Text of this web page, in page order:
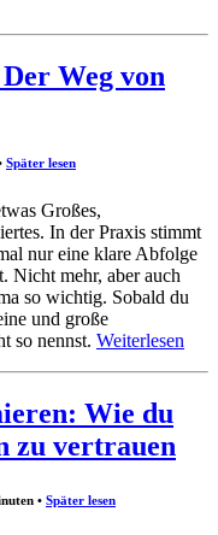
Weg von
Später lesen
Großes,
In der Praxis stimmt
nur eine klare Abfolge
Nicht mehr, aber auch
so wichtig. Sobald du
und große
so nennst. Weiterlesen
Wie du
zu vertrauen
• Später lesen